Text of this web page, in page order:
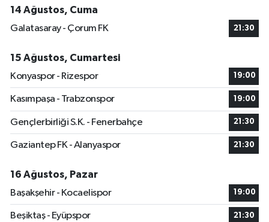
14 Ağustos, Cuma
Galatasaray - Çorum FK
21:30
15 Ağustos, Cumartesi
Konyaspor - Rizespor
19:00
Kasımpaşa - Trabzonspor 19:00
Gençlerbirliği S.K. - Fenerbahçe 21:30
Gaziantep FK - Alanyaspor 21:30
16 Ağustos, Pazar
Başakşehir - Kocaelispor
19:00
Beşiktaş - Eyüpspor 21:30